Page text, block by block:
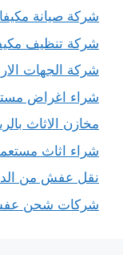
شركة صيانة
شركة تنظيف
شركة الجهات
شراء اغراض
مخازن الاثاث
شراء اثاث
نقل عفش من
شركات شحن